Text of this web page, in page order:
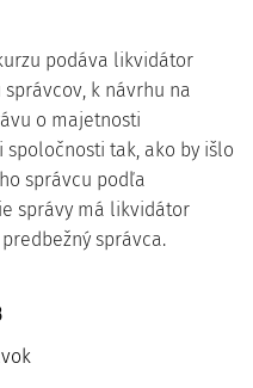
podáva likvidátor
k návrhu na
o majetnosti
tak, ako by išlo
správcu podľa
správy má likvidátor
správca.